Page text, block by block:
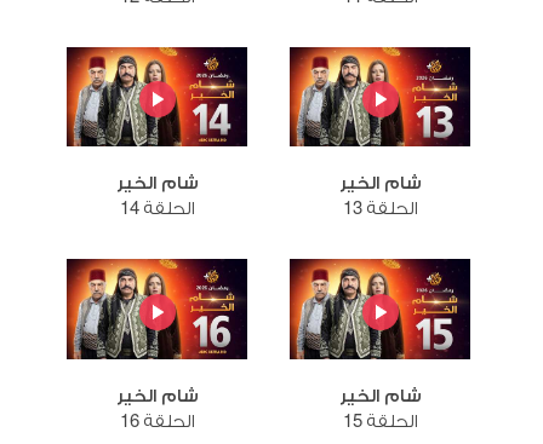
شام الخير
الحلقة 13
شام الخير
الحلقة 14
شام الخير
الحلقة 15
شام الخير
الحلقة 16